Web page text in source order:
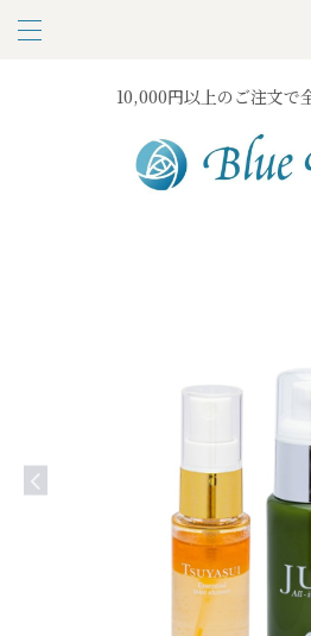
10,000円以上のご注文で